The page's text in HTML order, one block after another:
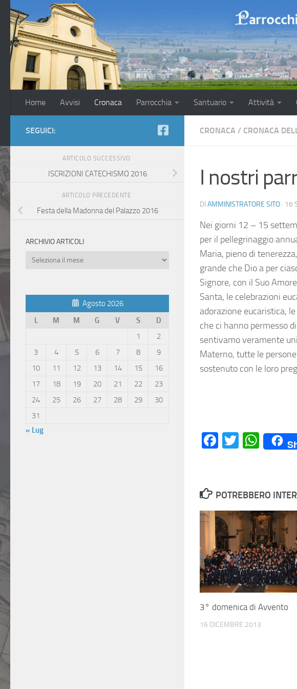
Salta al contenuto
Home Avvisi Cronaca Parrocchia Santuario Attività
CRONACA / CRONACA
I nostri
DI AMMINISTRATORE SITO · 16
Nei giorni 12 – 15
per il pellegrinaggio
Maria, pieno di
grande che Dio a per
Signore, con il Suo
Santa, le celebrazioni
adorazione eucaristica,
che ci hanno permesso
sentivamo veramente
Materno, tutte le
sostenuto con le loro
Facebook
Twitter
POTREBBERO
3° domenica di Avvento
16 DICEMBRE 2013
SEGUICI:
ARTICOLO SUCCESSIVO
ISCRIZIONI CATECHISMO 2016
ARTICOLO PRECEDENTE
Festa della Madonna del Palazzo 2016
ARCHIVIO ARTICOLI
Archivio
Agosto 2026
L
M M G V S
D
1
2
3
4 5 6 7 8
9
10
11 12 13 14 15
16
17
18 19 20 21 22
23
24
25 26 27 28 29
30
31
« Lug